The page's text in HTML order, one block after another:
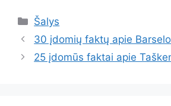
Kategorijos
Šalys
30 įdomių faktų apie
25 įdomūs faktai apie